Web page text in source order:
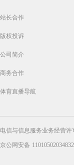
站长合作
版权投诉
公司简介
商务合作
体育直播导航
电信与信息服务业务经营许
京公网安备